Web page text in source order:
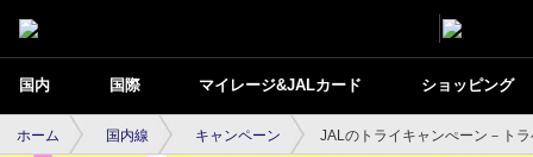
国内 国際 マイレージ&JALカード ショッピング
ホーム 国内線 キャンペーン JALのトライキャンぺーン－ト